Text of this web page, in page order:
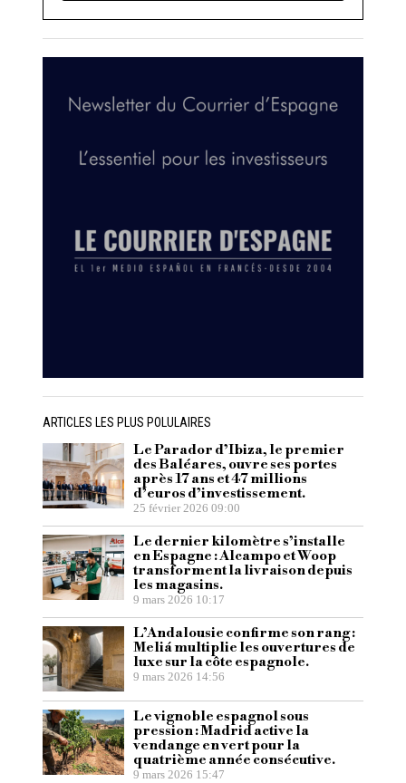
ARTICLES LES PLUS POLULAIRES
Le Parador d’Ibiza, le premier
des Baléares, ouvre ses portes
après 17 ans et 47 millions
d’euros d’investissement.
25 février 2026 09:00
Le dernier kilomètre s’installe
en Espagne : Alcampo et Woop
transforment la livraison depuis
les magasins.
9 mars 2026 10:17
L’Andalousie confirme son rang :
Meliá multiplie les ouvertures de
luxe sur la côte espagnole.
9 mars 2026 14:56
Le vignoble espagnol sous
pression : Madrid active la
vendange en vert pour la
quatrième année consécutive.
9 mars 2026 15:47